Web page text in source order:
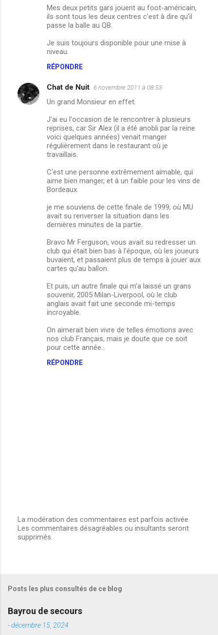
Mes deux petits gars jouent au foot-américain,
ils sont tous les deux centres c'est à dire qu'il
passe la balle au QB.
Je suis toujours disponible pour une mise à
niveau.
RÉPONDRE
Chat de Nuit 6 novembre 2011 à 08:53
Un grand Monsieur en effet.
J'ai eu l'occasion de le rencontrer à plusieurs
reprises, car Sir Alex (il a été anobli par la reine
voici quelques années) venait manger
régulièrement dans le restaurant où je
travaillais.
C'est une personne extrêmement aimable, qui
aime bien manger, et à un faible pour les vins de
Bordeaux.
je me souviens de cette finale de 1999, où MU
avait su renverser la situation dans les
dernières minutes de la partie.
Bravo Mr Ferguson, vous avait su redresser un
club qui était bien bas à l'époque, où les joueurs
buvaient, et passaient plus de temps à jouer aux
cartes qu'au ballon.
Et puis, un autre finale qui m'a laissé un grans
souvenir, 2005 Milan-Liverpool, où le club
anglais avait fait une seconde mi-temps
incroyable.
On aimerait bien vivre de telles émotions avec
nos club Français, mais je doute que ce soit
pour cette année...
RÉPONDRE
E
n
t
e
r
u
La modération des commentaires est parfois activée.
Les commentaires désagréables ou insultants seront
supprimés.
Posts les plus consultés de ce blog
Bayrou de secours
-décembre 15, 2024